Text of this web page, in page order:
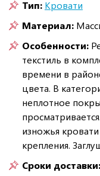
Тип: Кровати
Материал:
Особенности:
текстиль в
времени в
цвета. В
неплотное
изножья
крепления.
Сроки доставки: